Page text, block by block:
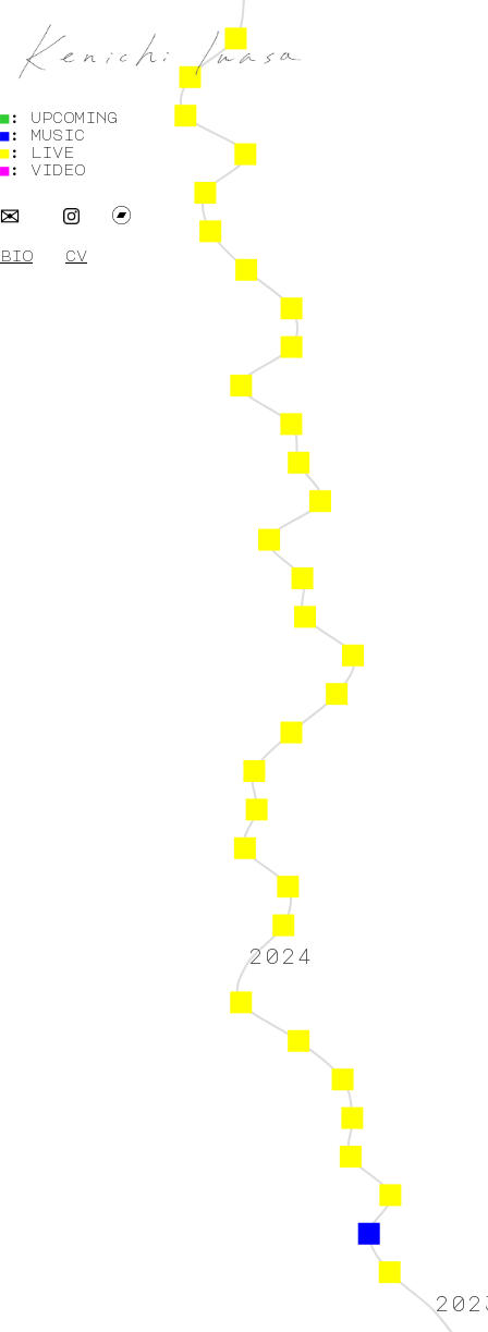
■: upcoming
■: music
■: live
■: video
✉
bio cv